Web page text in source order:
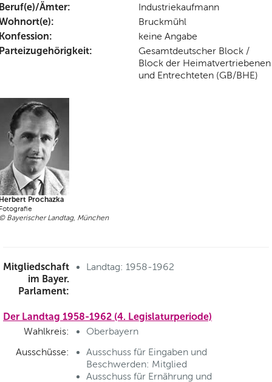
Ämter: Industriekaufmann
Bruckmühl
keine Angabe
Gesamtdeutscher Block /
Block der Heimatvertriebenen
und Entrechteten (GB/BHE)
Prochazka
Bayerischer Landtag, München
Mitgliedschaft
im Bayer.
Parlament:
Landtag: 1958-1962
Der Landtag 1958-1962 (4. Legislaturperiode)
Wahlkreis:
Oberbayern
Ausschüsse:
Ausschuss für Eingaben und
Beschwerden: Mitglied
Ausschuss für Ernährung und